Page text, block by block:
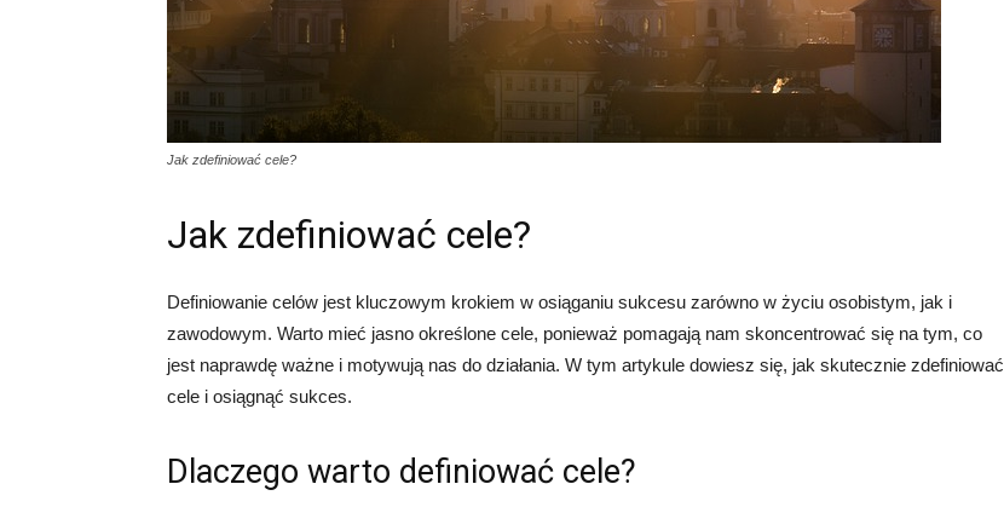
Jak zdefiniować cele?
Jak zdefiniować cele?
Definiowanie celów jest kluczowym krokiem w osiąganiu sukcesu zarówno w życiu osobistym, jak i
zawodowym. Warto mieć jasno określone cele, ponieważ pomagają nam skoncentrować się na tym, co
jest naprawdę ważne i motywują nas do działania. W tym artykule dowiesz się, jak skutecznie zdefiniować
cele i osiągnąć sukces.
Dlaczego warto definiować cele?